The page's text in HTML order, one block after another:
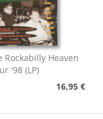
Rockabilly Heaven
'98 (LP)
16,95 €